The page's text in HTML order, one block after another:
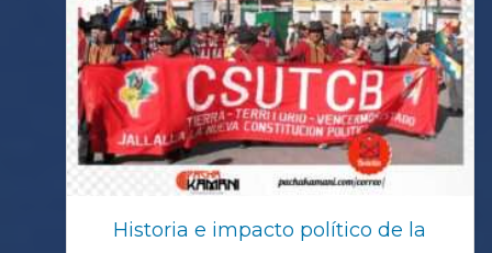
Historia e impacto político de la